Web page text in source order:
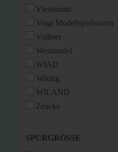
Viessmann
Voigt Modellspielwaren
Vollmer
Westmodel
WIAD
Wiking
WILAND
Zeucke
SPURGRÖSSE
SPURGRÖSSE